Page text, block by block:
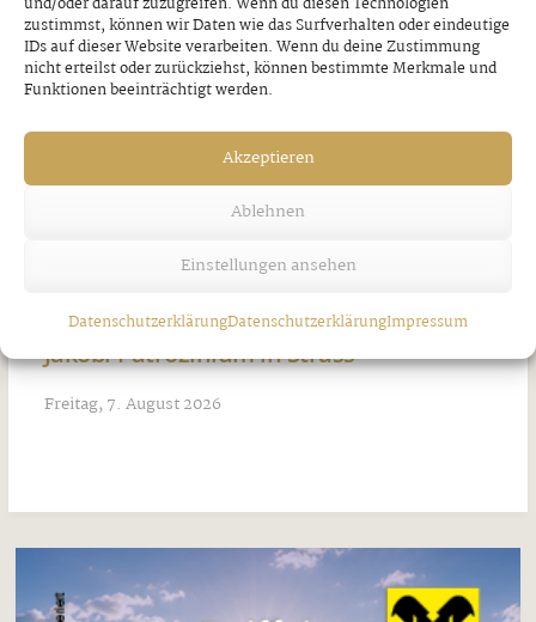
zustimmst, können wir Daten wie das Surfverhalten oder eindeutige
IDs auf dieser Website verarbeiten. Wenn du deine Zustimmung
nicht erteilst oder zurückziehst, können bestimmte Merkmale und
Funktionen beeinträchtigt werden.
Akzeptieren
Ablehnen
Einstellungen ansehen
DatenschutzerklärungDatenschutzerklärungImpressum
Jakobi-Patrozinium in Strass
Freitag, 7. August 2026